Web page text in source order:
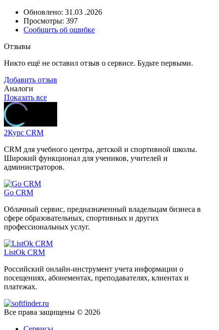
Обновлено: 31.03 .2026
Просмотры: 397
Сообщить об ошибке
Отзывы
Никто ещё не оставил отзыв о сервисе. Будьте первыми.
Добавить отзыв
Аналоги
Показать все
2Курс CRM
CRM для учебного центра, детской и спортивной школы.
Широкий функционал для учеников, учителей и
администраторов.
Go CRM
Облачный сервис, предназначенный владельцам бизнеса в
сфере образовательных, спортивных и других
профессиональных услуг.
ListOk CRM
Российский онлайн-инструмент учета информации о
посещениях, абонементах, преподавателях, клиентах и
платежах.
Все права защищены © 2026